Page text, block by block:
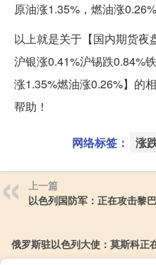
原油涨1.35%，燃油涨0.26%
以上就是关于【国内期货夜
沪银涨0.41%沪锡跌0.84%
涨1.35%燃油涨0.26%】的
帮助！
网络标签： 涨
上一篇
以色列国防军：正在攻击黎
俄罗斯驻以色列大使：莫斯科正